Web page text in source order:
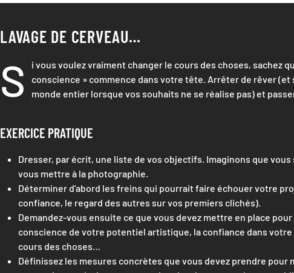
LAVAGE DE CERVEAU…
S
i vous voulez vraiment changer le cours des choses, sachez
conscience » commence dans votre tête. Arrêter de rêver (et
monde entier lorsque vos souhaits ne se réalise pas) et
EXERCICE PRATIQUE
Dresser, par écrit, une liste de vos objectifs. Imaginons que
vous mettre à la photographie.
Déterminer d'abord les freins qui pourrait faire échouer votre
confiance, le regard des autres sur vos premiers clichés).
Demandez-vous ensuite ce que vous devez mettre en place
conscience de votre potentiel artistique, la confiance dans votre
cours des choses…
Définissez les mesures concrètes que vous devez prendre pour